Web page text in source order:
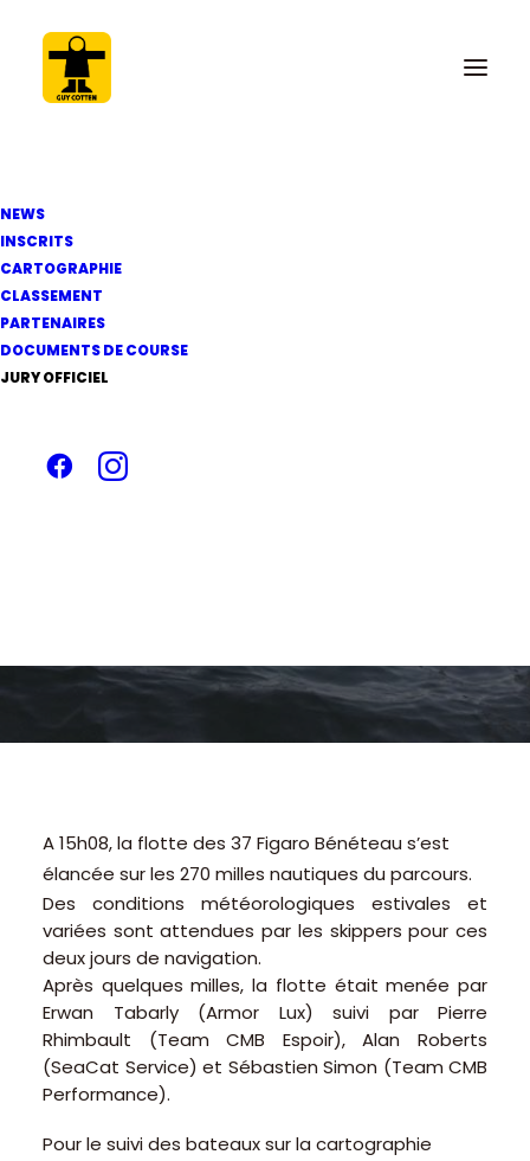
NEWS
INSCRITS
CARTOGRAPHIE
CLASSEMENT
PARTENAIRES
DOCUMENTS DE COURSE
JURY OFFICIEL
A 15h08, la flotte des 37 Figaro Bénéteau s’est
élancée sur les 270 milles nautiques du parcours.
Des conditions météorologiques estivales et
variées sont attendues par les skippers pour ces
deux jours de navigation.
Après quelques milles, la flotte était menée par
Erwan Tabarly (Armor Lux) suivi par Pierre
Rhimbault (Team CMB Espoir), Alan Roberts
(SeaCat Service) et Sébastien Simon (Team CMB
Performance).
Pour le suivi des bateaux sur la cartographie